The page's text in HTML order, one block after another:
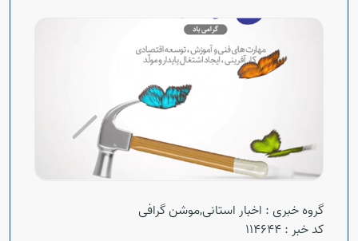
گروه خبری : اخبار استانی,موشن گرافی
کد خبر :114644